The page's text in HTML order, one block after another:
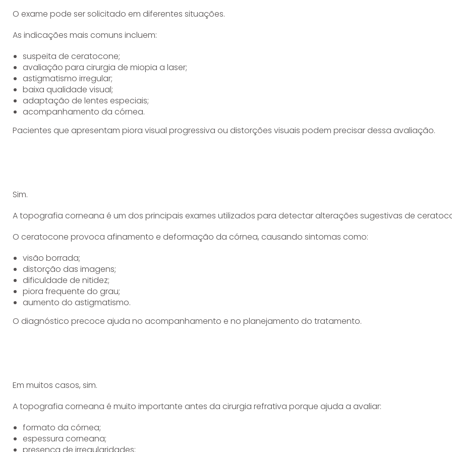
O exame pode ser solicitado em diferentes situações.
As indicações mais comuns incluem:
suspeita de ceratocone;
avaliação para cirurgia de miopia a laser;
astigmatismo irregular;
baixa qualidade visual;
adaptação de lentes especiais;
acompanhamento da córnea.
Pacientes que apresentam piora visual progressiva ou distorções visuais podem precisar dessa avaliação.
Sim.
A topografia corneana é um dos principais exames utilizados para detectar alterações sugestivas de
O ceratocone provoca afinamento e deformação da córnea, causando sintomas como:
visão borrada;
distorção das imagens;
dificuldade de nitidez;
piora frequente do grau;
aumento do astigmatismo.
O diagnóstico precoce ajuda no acompanhamento e no planejamento do tratamento.
Em muitos casos, sim.
A topografia corneana é muito importante antes da cirurgia refrativa porque ajuda a avaliar:
formato da córnea;
espessura corneana;
presença de irregularidades;